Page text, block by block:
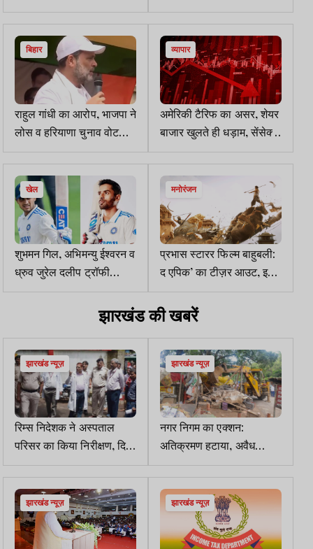
डायरेक्टर को ट्रांजिट रिमांड
पर ले गई छत्तीसगढ़ EOW-
ACB की टीम
लाख आदिवासियों के जुटने का
दावा
बिहार
राहुल गांधी का आरोप, भाजपा ने
लोस व हरियाणा चुनाव वोट
चोरी से जीते, जल्द पेश करेंगे
सबूत
व्यापार
अमेरिकी टैरिफ का असर, शेयर
बाजार खुलते ही धड़ाम, सेंसेक्स
657 अंक लुढ़का, निफ्टी भी
लाल निशान पर
खेल
शुभमन गिल, अभिमन्यु ईश्वरन व
ध्रुव जुरेल दलीप ट्रॉफी
क्वार्टर फाइनल से बाहर
मनोरंजन
प्रभास स्टारर फिल्म बाहुबली:
द एपिक’ का टीज़र आउट, इस
दिन होगी रिलीज
झारखंड की खबरें
झारखंड न्यूज़
रिम्स निदेशक ने अस्पताल
परिसर का किया निरीक्षण, दिए
सुधार के निर्देश
झारखंड न्यूज़
नगर निगम का एक्शन:
अतिक्रमण हटाया, अवैध
होर्डिंग्स गिरे व रेस्टोरेंट सील
झारखंड न्यूज़ झारखंड न्यूज़